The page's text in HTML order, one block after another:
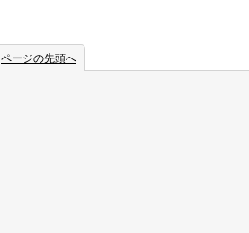
ページの先頭へ